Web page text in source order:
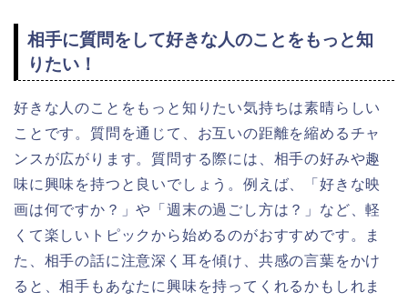
相手に質問をして好きな人のことをもっと知
りたい！
好きな人のことをもっと知りたい気持ちは素晴らしい
ことです。質問を通じて、お互いの距離を縮めるチャ
ンスが広がります。質問する際には、相手の好みや趣
味に興味を持つと良いでしょう。例えば、「好きな映
画は何ですか？」や「週末の過ごし方は？」など、軽
くて楽しいトピックから始めるのがおすすめです。ま
た、相手の話に注意深く耳を傾け、共感の言葉をかけ
ると、相手もあなたに興味を持ってくれるかもしれま